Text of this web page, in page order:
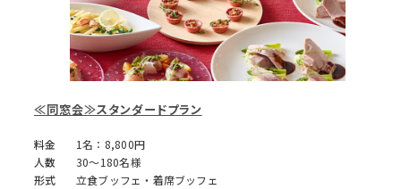
≪同窓会≫スタンダードプラン
料金
1名：8,800円
人数
30～180名様
形式
立食ブッフェ・着席ブッフェ